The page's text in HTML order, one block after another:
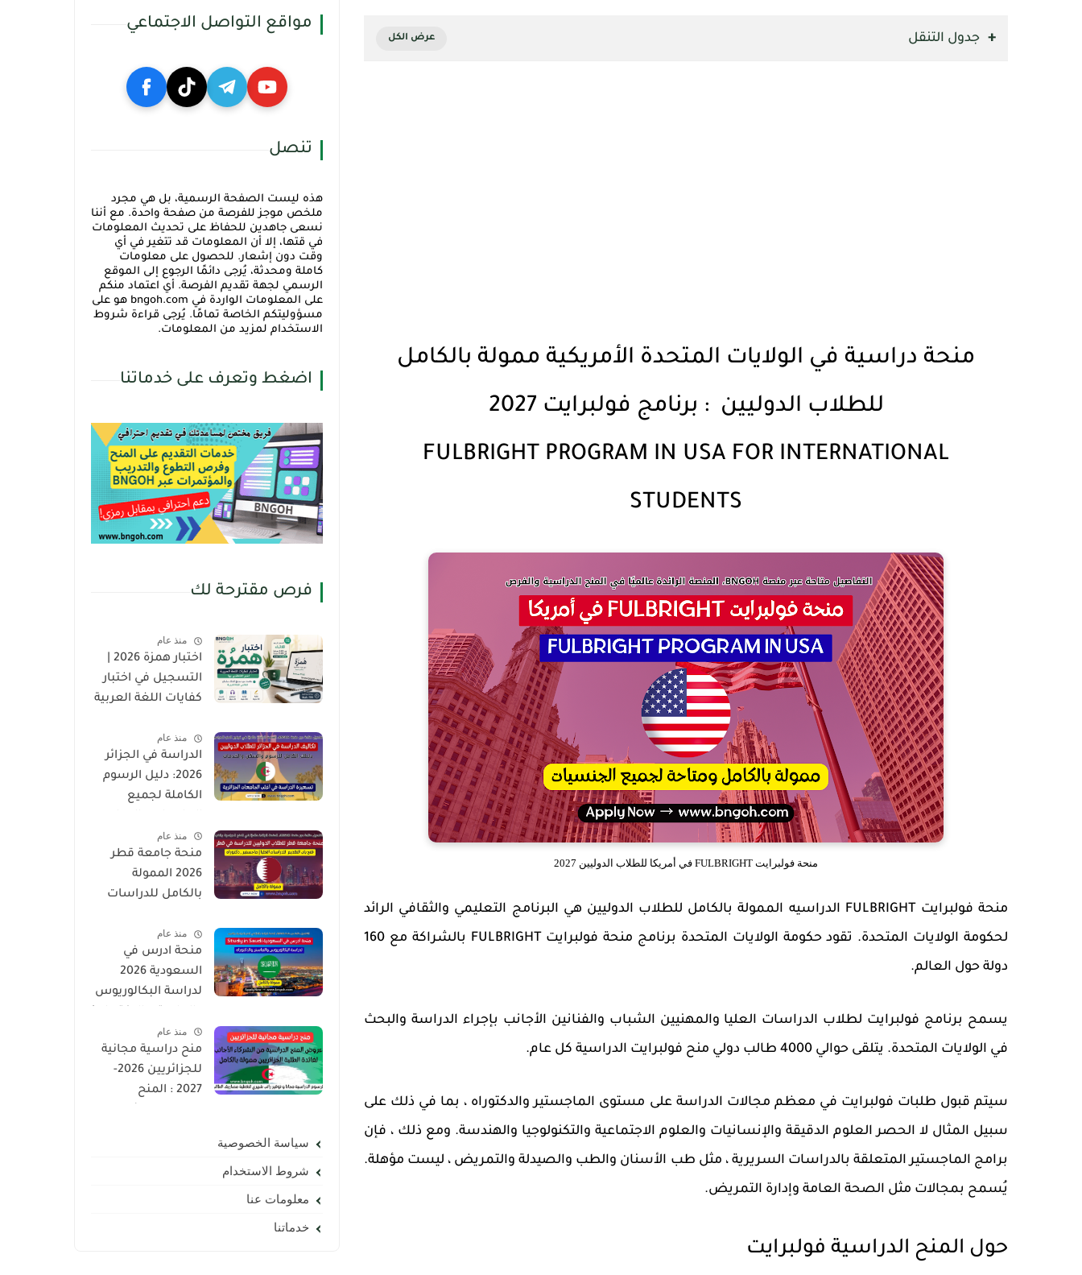
جدول التنقل
منحة دراسية في الولايات المتحدة الأمريكية ممولة بالكامل
للطلاب الدوليين : برنامج فولبرايت 2027
FULBRIGHT PROGRAM IN USA FOR INTERNATIONAL
STUDENTS
منحة فولبرايت FULBRIGHT في أمريكا للطلاب الدوليين 2027
منحة فولبرايت FULBRIGHT الدراسيه الممولة بالكامل للطلاب الدوليين هي البرنامج التعليمي والثقافي الرائد
لحكومة الولايات المتحدة. تقود حكومة الولايات المتحدة برنامج منحة فولبرايت FULBRIGHT بالشراكة مع 160
دولة حول العالم.
يسمح برنامج فولبرايت لطلاب الدراسات العليا والمهنيين الشباب والفنانين الأجانب بإجراء الدراسة والبحث
في الولايات المتحدة. يتلقى حوالي 4000 طالب دولي منح فولبرايت الدراسية كل عام.
سيتم قبول طلبات فولبرايت في معظم مجالات الدراسة على مستوى الماجستير والدكتوراه ، بما في ذلك على
سبيل المثال لا الحصر العلوم الدقيقة والإنسانيات والعلوم الاجتماعية والتكنولوجيا والهندسة. ومع ذلك ، فإن
برامج الماجستير المتعلقة بالدراسات السريرية ، مثل طب الأسنان والطب والصيدلة والتمريض ، ليست مؤهلة.
يُسمح بمجالات مثل الصحة العامة وإدارة التمريض.
حول المنح الدراسية فولبرايت
مواقع التواصل الاجتماعي
تنصل
هذه ليست الصفحة الرسمية، بل هي مجرد
ملخص موجز للفرصة من صفحة واحدة. مع أننا
نسعى جاهدين للحفاظ على تحديث المعلومات
في قتها، إلا أن المعلومات قد تتغير في أي
وقت دون إشعار. للحصول على معلومات
كاملة ومحدثة، يُرجى دائمًا الرجوع إلى الموقع
الرسمي لجهة تقديم الفرصة. أي اعتماد منكم
على المعلومات الواردة في bngoh.com هو على
مسؤوليتكم الخاصة تمامًا. يُرجى قراءة شروط
الاستخدام لمزيد من المعلومات.
اضغط وتعرف على خدماتنا
فرص مقترحة لك
منذ عام
التسجيل في اختبار
كفايات اللغة العربية
(Hamza Test)
منذ عام
الدراسة في الجزائر
2026: دليل الرسوم
الكاملة لجميع
العليا للطلاب
الدوليين
منذ عام
منحة جامعة قطر
2026 الممولة
بالكامل للدراسات
دكتوراه
منذ عام
منحة ادرس في
السعودية 2026
لدراسة البكالوريوس
ممولة بالكامل
لجميع الجنسيات
منذ عام
منح دراسية مجانية
للجزائريين 2026-
2027 : المنح
سياسة الخصوصية
شروط الاستخدام
معلومات عنا
خدماتنا